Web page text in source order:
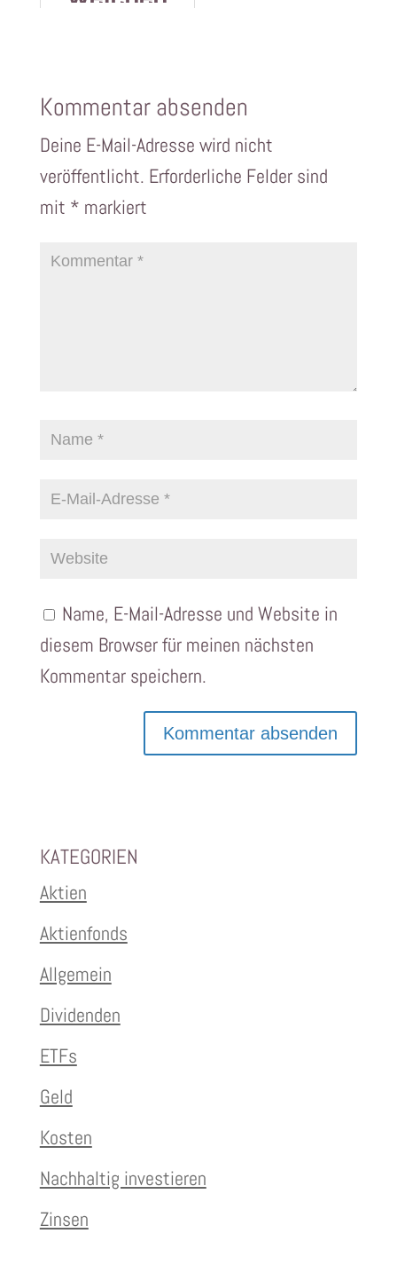
Kommentar absenden
Deine E-Mail-Adresse wird nicht
veröffentlicht. Erforderliche Felder sind
mit * markiert
Name, E-Mail-Adresse und Website in
diesem Browser für meinen nächsten
Kommentar speichern.
KATEGORIEN
Aktien
Aktienfonds
Allgemein
Dividenden
ETFs
Geld
Kosten
Nachhaltig investieren
Zinsen